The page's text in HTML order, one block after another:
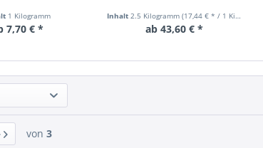
1 Kilogramm
7,70 € *
Inhalt 2.5 Kilogramm (17,44 € * / 1 Kilogramm)
ab 43,60 € *
von 3